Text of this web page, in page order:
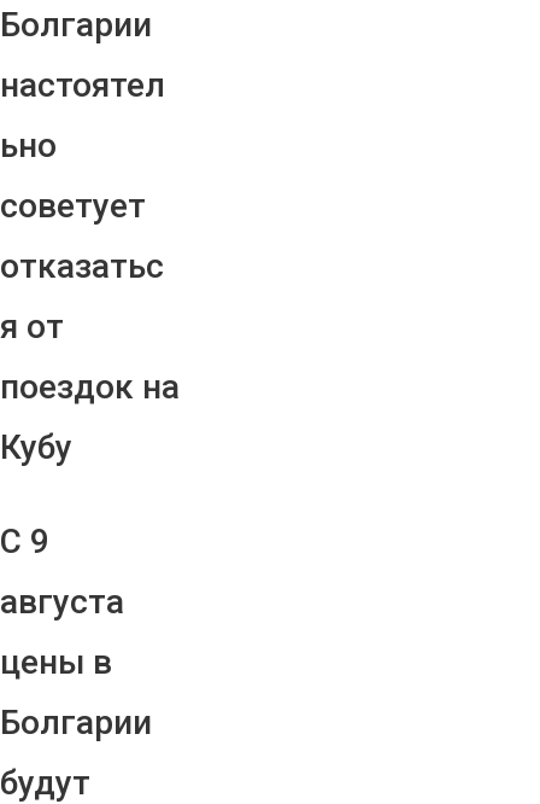
Болгарии
настоятел
ьно
советует
отказатьс
я от
поездок на
Кубу
С 9
августа
цены в
Болгарии
будут